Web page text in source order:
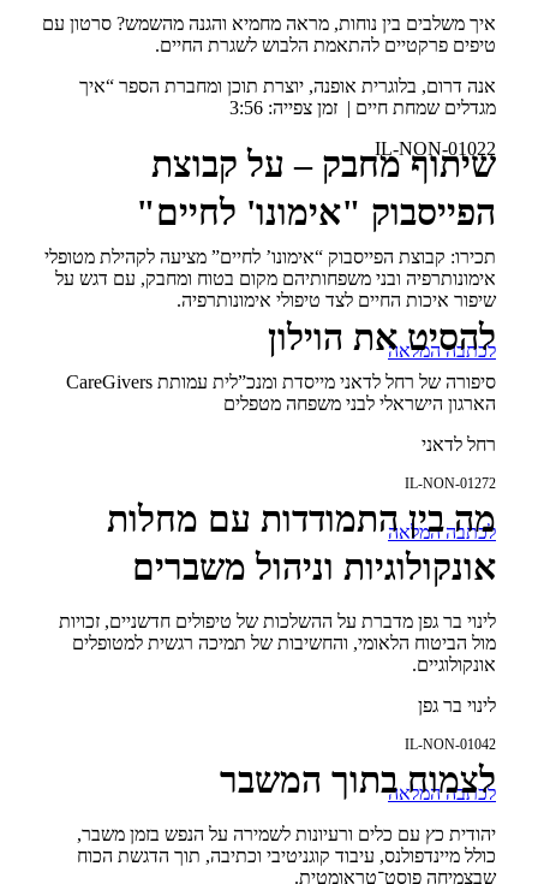
איך משלבים בין נוחות, מראה מחמיא והגנה מהשמש? סרטון עם
טיפים פרקטיים להתאמת הלבוש לשגרת החיים.
אנה דרום, בלוגרית אופנה, יוצרת תוכן ומחברת הספר “איך
מגדלים שמחת חיים | זמן צפייה: 3:56
IL-NON-01022
שיתוף מחבק – על קבוצת
הפייסבוק "אימונו' לחיים"
תכירו: קבוצת הפייסבוק “אימונו’ לחיים” מציעה לקהילת מטופלי
אימונותרפיה ובני משפחותיהם מקום בטוח ומחבק, עם דגש על
שיפור איכות החיים לצד טיפולי אימונותרפיה.
לכתבה המלאה
להסיט את הוילון
סיפורה של רחל לדאני מייסדת ומנכ”לית עמותת CareGivers
הארגון הישראלי לבני משפחה מטפלים
רחל לדאני
IL-NON-01272
לכתבה המלאה
מה בין התמודדות עם מחלות
אונקולוגיות וניהול משברים
לינוי בר גפן מדברת על ההשלכות של טיפולים חדשניים, זכויות
מול הביטוח הלאומי, והחשיבות של תמיכה רגשית למטופלים
אונקולוגיים.
לינוי בר גפן
IL-NON-01042
לכתבה המלאה
לצמוח בתוך המשבר
יהודית כץ עם כלים ורעיונות לשמירה על הנפש בזמן משבר,
כולל מיינדפולנס, עיבוד קוגניטיבי וכתיבה, תוך הדגשת הכוח
שבצמיחה פוסט־טראומטית.